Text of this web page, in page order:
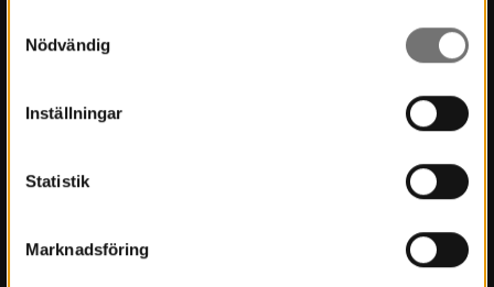
Nödvändig
Inställningar
Statistik
Marknadsföring
Stöd Värmlands Museum
Prenumerera på nyhetsbrev